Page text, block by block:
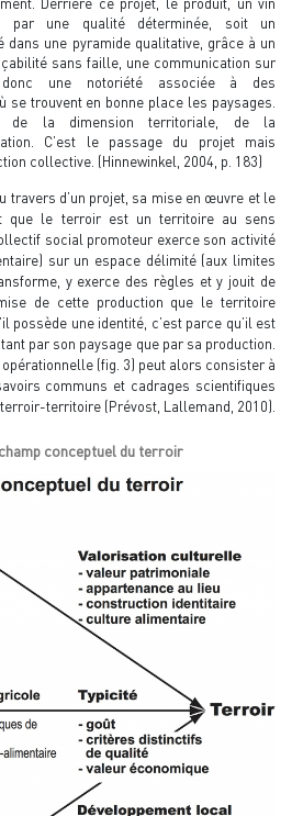
par une qualité déterminée, soit un
dans une pyramide qualitative, grâce à un
sans faille, une communication sur
donc une notoriété associée à des
se trouvent en bonne place les paysages.
de la dimension territoriale, de la
C’est le passage du projet mais
collective. (Hinnewinkel, 2004, p. 183)
travers d’un projet, sa mise en œuvre et le
que le terroir est un territoire au sens
social promoteur exerce son activité
sur un espace délimité (aux limites
y exerce des règles et y jouit de
de cette production que le territoire
possède une identité, c’est parce qu’il est
par son paysage que par sa production.
(fig. 3) peut alors consister à
communs et cadrages scientifiques
territoire (Prévost, Lallemand, 2010).
conceptuel du terroir